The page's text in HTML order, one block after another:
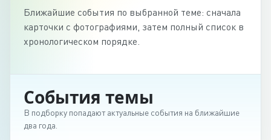
Ближайшие события по выбранной теме: сначала
карточки с фотографиями, затем полный список в
хронологическом порядке.
События темы
В подборку попадают актуальные события на ближайшие
два года.